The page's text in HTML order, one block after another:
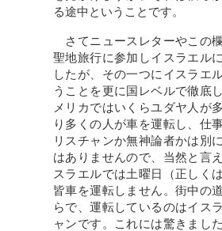
る途中ということです。
さてニュースレターやこの
聖地旅行に参加しイスラエル
したが、その一つにイスラエ
うことを更に国レベルで徹底
メリカではいくらユダヤ人が
り多くの人が車を運転し、仕
リスチャンか無神論者かは別
はありませんので、当然と言
スラエルでは土曜日（正しく
皆車を運転しません。街中の
らで、運転しているのはイス
ャンです。これには驚きまし